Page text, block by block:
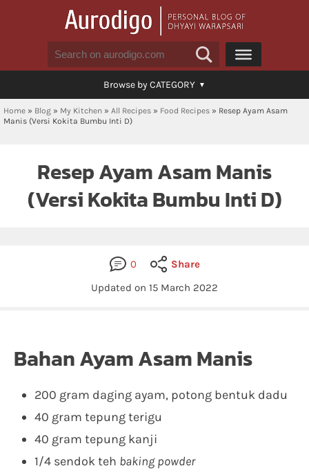
Browse by CATEGORY
Home » Blog » My Kitchen » All Recipes » Food Recipes » Resep Ayam Asam
Manis (Versi Kokita Bumbu Inti D)
Resep Ayam Asam Manis
(Versi Kokita Bumbu Inti D)
0
Share
Updated on 15 March 2022
Bahan Ayam Asam Manis
200 gram daging ayam, potong bentuk dadu
40 gram tepung terigu
40 gram tepung kanji
1/4 sendok teh baking powder